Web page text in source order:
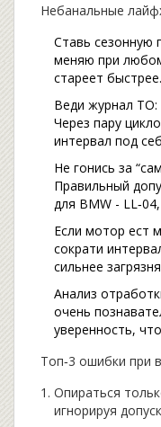
Небанальные
Ставь сезонную
меняю при
стареет быстрее.
Веди журнал ТО:
Через пару
интервал под
Не гонись за
Правильный
для BMW -
Если мотор ест
сократи
сильнее
Анализ
очень
уверенность,
Топ‑3 ошибки при
Опираться
игнорируя